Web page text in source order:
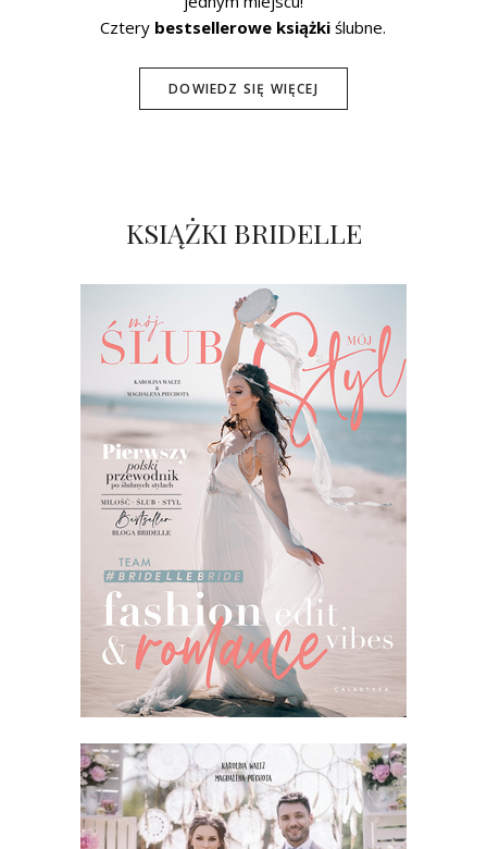
Cztery bestsellerowe książki ślubne.
DOWIEDZ SIĘ WIĘCEJ
KSIĄŻKI BRIDELLE